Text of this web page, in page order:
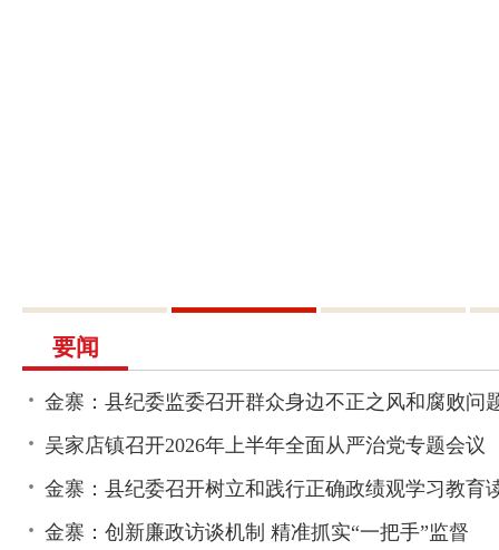
要闻
吴家店镇召开2026年上半年全面从严治党专题会议
金寨：创新廉政访谈机制 精准抓实“一把手”监督